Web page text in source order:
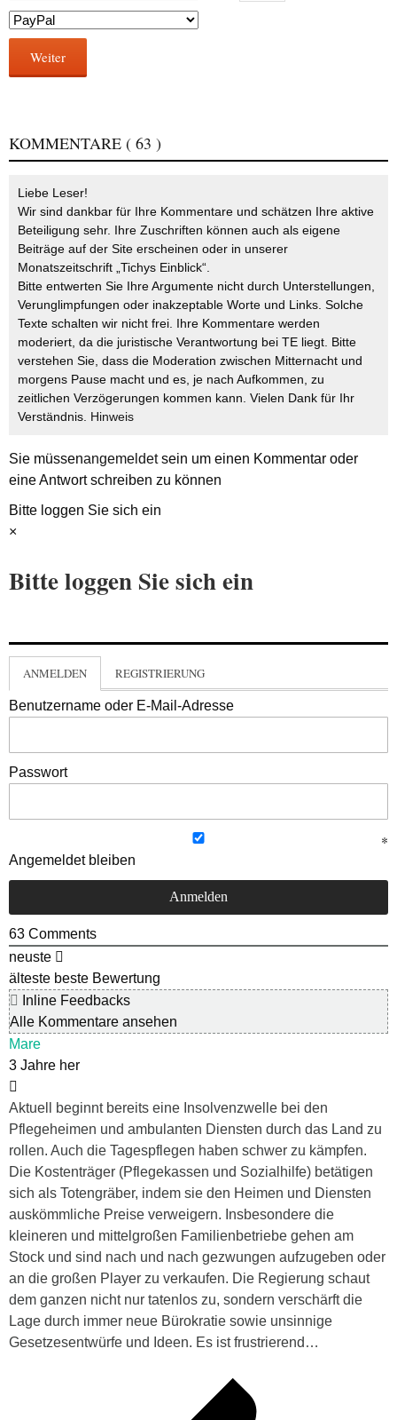
Weiter
KOMMENTARE ( 63 )
Liebe Leser!
Wir sind dankbar für Ihre Kommentare und schätzen Ihre aktive
Beteiligung sehr. Ihre Zuschriften können auch als eigene
Beiträge auf der Site erscheinen oder in unserer
Monatszeitschrift „Tichys Einblick“.
Bitte entwerten Sie Ihre Argumente nicht durch Unterstellungen,
Verunglimpfungen oder inakzeptable Worte und Links. Solche
Texte schalten wir nicht frei. Ihre Kommentare werden
moderiert, da die juristische Verantwortung bei TE liegt. Bitte
verstehen Sie, dass die Moderation zwischen Mitternacht und
morgens Pause macht und es, je nach Aufkommen, zu
zeitlichen Verzögerungen kommen kann. Vielen Dank für Ihr
Verständnis. Hinweis
Sie müssenangemeldetsein um einen Kommentar oder
eine Antwort schreiben zu können
Bitte loggen Sie sich ein
×
Bitte loggen Sie sich ein
ANMELDEN REGISTRIERUNG
Benutzername oder E-Mail-Adresse
Passwort
Angemeldet bleiben
63 Comments
neuste
älteste beste Bewertung
Inline Feedbacks
Alle Kommentare ansehen
Mare
3 Jahre her
Aktuell beginnt bereits eine Insolvenzwelle bei den
Pflegeheimen und ambulanten Diensten durch das Land zu
rollen. Auch die Tagespflegen haben schwer zu kämpfen.
Die Kostenträger (Pflegekassen und Sozialhilfe) betätigen
sich als Totengräber, indem sie den Heimen und Diensten
auskömmliche Preise verweigern. Insbesondere die
kleineren und mittelgroßen Familienbetriebe gehen am
Stock und sind nach und nach gezwungen aufzugeben oder
an die großen Player zu verkaufen. Die Regierung schaut
dem ganzen nicht nur tatenlos zu, sondern verschärft die
Lage durch immer neue Bürokratie sowie unsinnige
Gesetzesentwürfe und Ideen. Es ist frustrierend…